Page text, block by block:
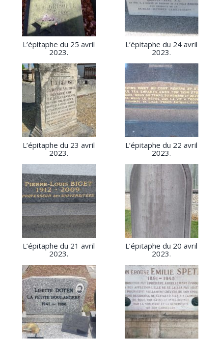
L’épitaphe du 25 avril
2023.
L’épitaphe du 24 avril
2023.
L’épitaphe du 23 avril
2023.
L’épitaphe du 22 avril
2023.
L’épitaphe du 21 avril
2023.
L’épitaphe du 20 avril
2023.